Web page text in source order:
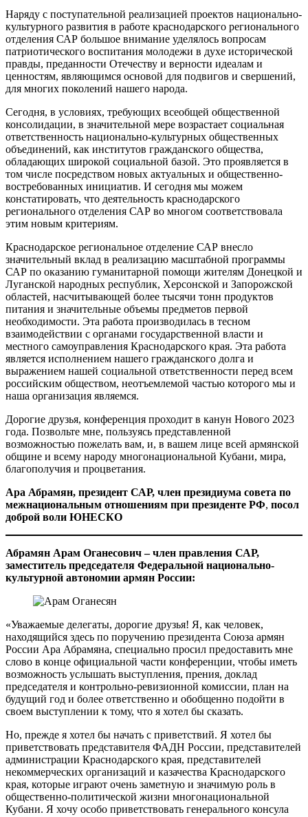
Наряду с поступательной реализацией проектов национально-
культурного развития в работе краснодарского регионального
отделения САР большое внимание уделялось вопросам
патриотического воспитания молодежи в духе исторической
правды, преданности Отечеству и верности идеалам и
ценностям, являющимся основой для подвигов и свершений,
для многих поколений нашего народа.
Сегодня, в условиях, требующих всеобщей общественной
консолидации, в значительной мере возрастает социальная
ответственность национально-культурных общественных
объединений, как институтов гражданского общества,
обладающих широкой социальной базой. Это проявляется в
том числе посредством новых актуальных и общественно-
востребованных инициатив. И сегодня мы можем
констатировать, что деятельность краснодарского
регионального отделения САР во многом соответствовала
этим новым критериям.
Краснодарское региональное отделение САР внесло
значительный вклад в реализацию масштабной программы
САР по оказанию гуманитарной помощи жителям Донецкой и
Луганской народных республик, Херсонской и Запорожской
областей, насчитывающей более тысячи тонн продуктов
питания и значительные объемы предметов первой
необходимости. Эта работа производилась в тесном
взаимодействии с органами государственной власти и
местного самоуправления Краснодарского края. Эта работа
является исполнением нашего гражданского долга и
выражением нашей социальной ответственности перед всем
российским обществом, неотъемлемой частью которого мы и
наша организация являемся.
Дорогие друзья, конференция проходит в канун Нового 2023
года. Позвольте мне, пользуясь представленной
возможностью пожелать вам, и, в вашем лице всей армянской
общине и всему народу многонациональной Кубани, мира,
благополучия и процветания.
Ара Абрамян, президент САР, член президиума совета по
межнациональным отношениям при президенте РФ, посол
доброй воли ЮНЕСКО
Абрамян Арам Оганесович – член правления САР,
заместитель председателя Федеральной национально-
культурной автономии армян России:
«Уважаемые делегаты, дорогие друзья! Я, как человек,
находящийся здесь по поручению президента Союза армян
России Ара Абрамяна, специально просил предоставить мне
слово в конце официальной части конференции, чтобы иметь
возможность услышать выступления, прения, доклад
председателя и контрольно-ревизионной комиссии, план на
будущий год и более ответственно и обобщенно подойти в
своем выступлении к тому, что я хотел бы сказать.
Но, прежде я хотел бы начать с приветствий. Я хотел бы
приветствовать представителя ФАДН России, представителей
администрации Краснодарского края, представителей
некоммерческих организаций и казачества Краснодарского
края, которые играют очень заметную и значимую роль в
общественно-политической жизни многонациональной
Кубани. Я хочу особо приветствовать генерального консула